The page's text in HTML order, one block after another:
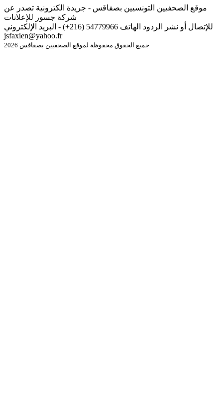
موقع الصحفيين التونسيين بصفاقس - جريدة الكترونية تصدر عن
شركة جسور للإعلانات
للإتصال أو نشر الردود الهاتف 54779966 (216+) - البريد الإلكتروني
jsfaxien@yahoo.fr
جميع الحقوق محفوظة لموقع الصحفيين بصفاقس 2026